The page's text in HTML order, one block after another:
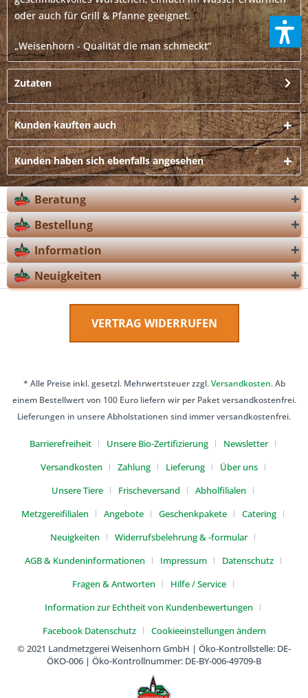
oder auch für Grill & Pfanne geeignet.
„Weisenhorn - Qualität die man schmeckt“
Zutaten
Kunden kauften auch
Kunden haben sich ebenfalls angesehen
Beratung
Bestellung
Information
Neuigkeiten
VERTRAG WIDERRUFEN
* Alle Preise inkl. gesetzl. Mehrwertsteuer zzgl.Versandkosten. Ab
einem Bestellwert von 100 Euro liefern wir per Paket versandkostenfrei.
Lieferungen in unsere Abholstationen sind immer versandkostenfrei.
Barrierefreiheit Unsere Bio-Zertifizierung
Newsletter
Versandkosten
Zahlung Lieferung
Über uns
Unsere Tiere
Frischeversand
Abholfilialen
Metzgereifilialen
Angebote Geschenkpakete
Catering
Neuigkeiten
Widerrufsbelehrung & -formular
AGB & Kundeninformationen
Impressum
Datenschutz
Fragen & Antworten
Hilfe / Service
Information zur Echtheit von Kundenbewertungen
Facebook Datenschutz
Cookieeinstellungen ändern
© 2021 Landmetzgerei Weisenhorn GmbH | Öko-Kontrollstelle: DE-
ÖKO-006 | Öko-Kontrollnummer: DE-BY-006-49709-B